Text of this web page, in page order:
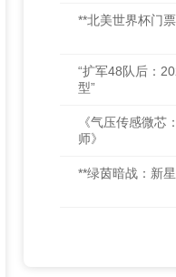
**北美世界杯门
“扩军48队后：
型”
《气压传感微芯
师》
**绿茵暗战：新